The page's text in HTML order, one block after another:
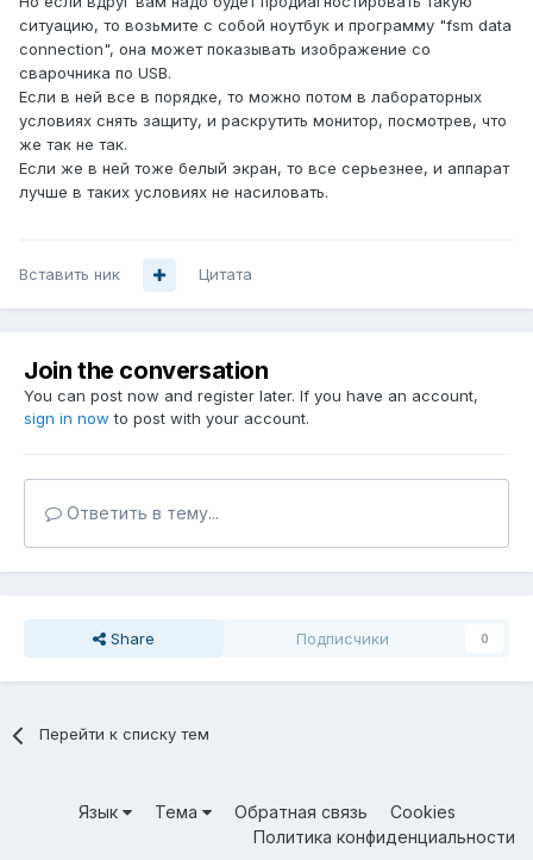
ситуацию, то возьмите с собой ноутбук и программу "fsm data
connection", она может показывать изображение со
сварочника по USB.
Если в ней все в порядке, то можно потом в лабораторных
условиях снять защиту, и раскрутить монитор, посмотрев, что
же так не так.
Если же в ней тоже белый экран, то все серьезнее, и аппарат
лучше в таких условиях не насиловать.
Вставить ник Цитата
Join the conversation
You can post now and register later. If you have an account,
sign in now to post with your account.
Ответить в тему...
Share Подписчики 0
Перейти к списку тем
Язык Тема Обратная связь
Cookies
Политика конфиденциальности